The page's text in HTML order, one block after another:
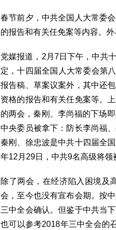
春节前夕，中共全国人大常委
的报告和有关任免案等内容。
党媒报道，2月7日下午，中共
定，十四届全国人大常委会第
报告稿、草案议案外，其中还
资格的报告和有关任免案等。
的两会，秦刚、李尚福的下场
中央委员被拿下：防长李尚福
秦刚、徐忠波是中共十四届全
年12月29日，中共9名高级将领
除了两会，在经济陷入困境及
会，至今也没有宣布会期。按
三中全会确认。但鉴于中共当
也可以参考2018年三中全会的